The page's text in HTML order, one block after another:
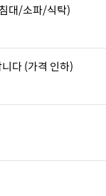
대/소파/식탁)
다 (가격 인하)